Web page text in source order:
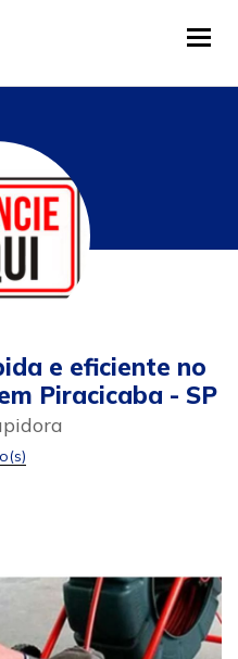
e eficiente no
Piracicaba - SP